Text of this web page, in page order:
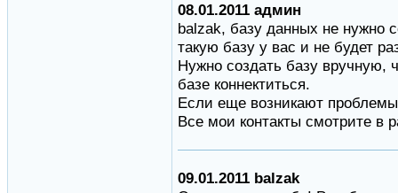
08.01.2011 админ
balzak, базу данных не нужно
такую базу у вас и не будет
Нужно создать базу вручную,
базе коннектиться.
Если еще возникают
Все мои контакты смотрите в
09.01.2011 balzak